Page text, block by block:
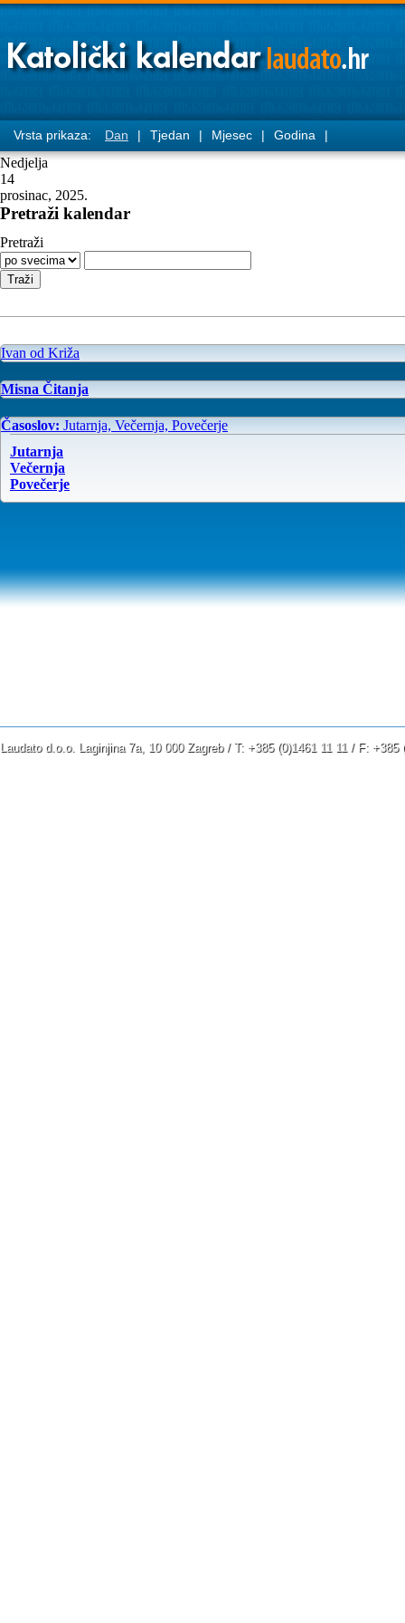
Vrsta prikaza: Dan | Tjedan | Mjesec | Godina |
Nedjelja
14
prosinac, 2025.
Pretraži kalendar
Pretraži
Ivan od Križa
Misna Čitanja
Časoslov: Jutarnja, Večernja, Povečerje
Jutarnja
Večernja
Povečerje
Laudato d.o.o. Laginjina 7a, 10 000 Zagreb / T: +385 (0)1461 11 11 / F: